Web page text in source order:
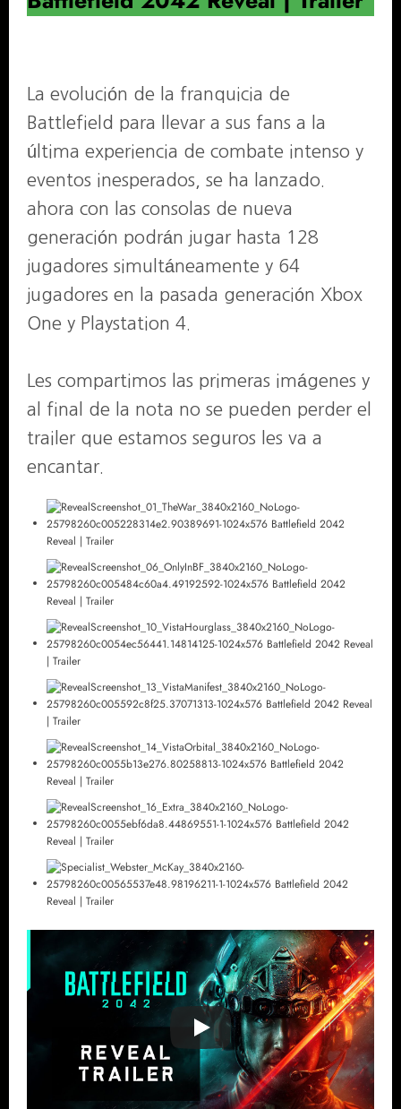
La evolución de la franquicia de
Battlefield para llevar a sus fans a la
última experiencia de combate intenso y
eventos inesperados, se ha lanzado.
ahora con las consolas de nueva
generación podrán jugar hasta 128
jugadores simultáneamente y 64
jugadores en la pasada generación Xbox
One y Playstation 4.
Les compartimos las primeras imágenes y
al final de la nota no se pueden perder el
trailer que estamos seguros les va a
encantar.